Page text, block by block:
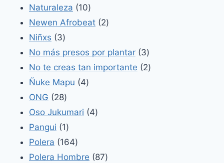
productos
Naturaleza 1010
productos
Newen Afrobeat 22
Niñxs 33
productos
No más presos por plantar 33
productos
No te creas tan importante 22
Ñuke Mapu 44
ONG 2828
productos
Oso Jukumari 44
Pangui 11
producto
Polera 164164
productos
Polera Hombre 8787